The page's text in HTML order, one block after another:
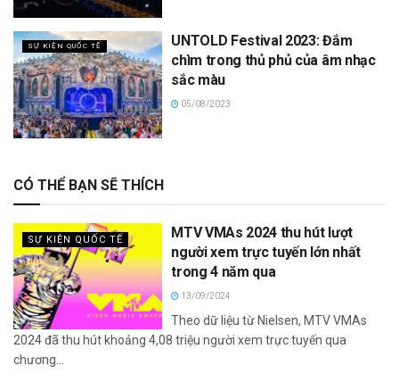
SỰ KIỆN QUỐC TẾ
UNTOLD Festival 2023: Đắm
chìm trong thủ phủ của âm nhạc
sắc màu
05/08/2023
CÓ THỂ BẠN SẼ THÍCH
SỰ KIỆN QUỐC TẾ
MTV VMAs 2024 thu hút lượt
người xem trực tuyến lớn nhất
trong 4 năm qua
13/09/2024
Theo dữ liệu từ Nielsen, MTV VMAs
2024 đã thu hút khoảng 4,08 triệu người xem trực tuyến qua
chương...